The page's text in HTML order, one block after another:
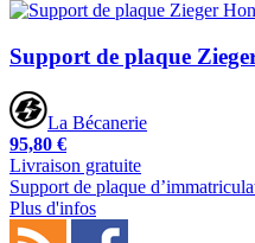
Support de plaque
La Bécanerie
95,80 €
Livraison gratuite
Support de plaque
Plus d'infos